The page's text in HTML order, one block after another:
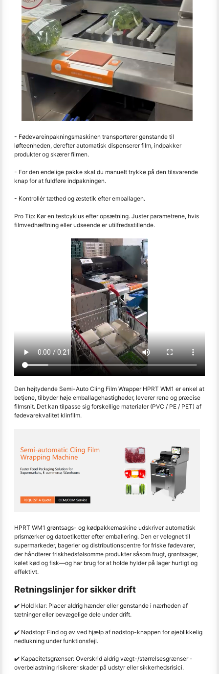
- Fødevareinpakningsmaskinen transporterer genstande til
løfteenheden, derefter automatisk dispenserer film, indpakker
produkter og skærer filmen.
- For den endelige pakke skal du manuelt trykke på den tilsvarende
knap for at fuldføre indpakningen.
- Kontrollér tæthed og æstetik efter emballagen.
Pro Tip: Kør en testcyklus efter opsætning. Juster parametrene, hvis
filmvedhæftning eller udseende er utilfredsstillende.
Den højtydende Semi-Auto Cling Film Wrapper HPRT WM1 er enkel at
betjene, tilbyder høje emballagehastigheder, leverer rene og præcise
filmsnit. Det kan tilpasse sig forskellige materialer (PVC / PE / PET) af
fødevarekvalitet klinfilm.
HPRT WM1 grøntsags- og kødpakkemaskine udskriver automatisk
prismærker og datoetiketter efter emballering. Den er velegnet til
supermarkeder, bagerier og distributionscentre for friske fødevarer,
der håndterer friskhedsfølsomme produkter såsom frugt, grøntsager,
kølet kød og fisk—og har brug for at holde hylder på lager hurtigt og
effektivt.
Retningslinjer for sikker drift
✔️ Hold klar: Placer aldrig hænder eller genstande i nærheden af
tætninger eller bevægelige dele under drift.
✔️ Nødstop: Find og øv ved hjælp af nødstop-knappen for øjeblikkelig
nedlukning under funktionsfejl.
✔️ Kapacitetsgrænser: Overskrid aldrig vægt-/størrelsesgrænser -
overbelastning risikerer skader på udstyr eller sikkerhedsrisici.